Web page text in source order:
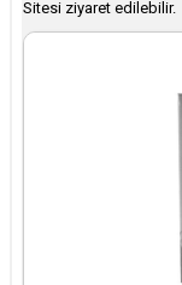
Sitesi ziyaret edilebilir.